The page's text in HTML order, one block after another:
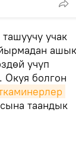
учак
ашык
учуп
Окуя болгон
таандык